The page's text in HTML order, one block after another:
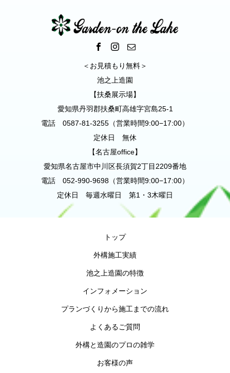
＜お見積もり無料＞
池之上造園
【扶桑展示場】
愛知県丹羽郡扶桑町高雄字宮島25-1
電話 0587-81-3255（営業時間9:00−17:00）
定休日 無休
【名古屋office】
愛知県名古屋市中川区長須賀2丁目2209番地
電話 052-990-9698（営業時間9:00−17:00）
定休日 毎週水曜日 第1・3木曜日
トップ
外構施工実績
池之上造園の特徴
インフォメーション
プランづくりから施工までの流れ
よくあるご質問
外構と造園のプロの雑学
お客様の声